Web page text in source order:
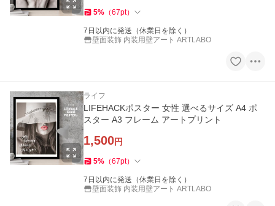
5% （67pt）
7日以内に発送（休業日を除く）
壁面装飾 内装用壁アート ARTLABO
ライフ
LIFEHACKポスター 女性 選べるサイズ A4 ポ
スター A3 フレーム アートプリント
1,500円
5% （67pt）
7日以内に発送（休業日を除く）
壁面装飾 内装用壁アート ARTLABO